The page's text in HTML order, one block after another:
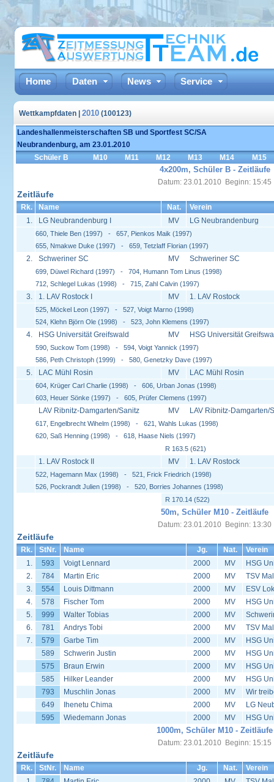
Home Daten News Service
Wettkampfdaten | 2010 (100123)
Landeshallenmeisterschaften SB und Sportfest SC/SA
Neubrandenburg, am 23.01.2010
Schüler B
M10 M11 M12 M13 M14 M15
4x200m, Schüler B - Zeitläufe
Datum: 23.01.2010 Beginn: 15:45
Zeitläufe
Rk. Name Nat.
Verein
1.
LG Neubrandenburg I MV LG Neubrandenburg
660, Thiele Ben (1997) - 657, Pienkos Maik (1997)
655, Nmakwe Duke (1997) - 659, Tetzlaff Florian (1997)
2. Schweriner SC MV Schweriner SC
699, Düwel Richard (1997) - 704, Humann Tom Linus (1998)
712, Schlegel Lukas (1998) - 715, Zahl Calvin (1997)
3. 1. LAV Rostock I MV 1. LAV Rostock
525, Möckel Leon (1997) - 527, Voigt Marno (1998)
524, Klehn Björn Ole (1998) - 523, John Klemens (1997)
4. HSG Universität Greifswald MV HSG Universität
590, Suckow Tom (1998) - 594, Voigt Yannick (1997)
586, Peth Christoph (1999) - 580, Genetzky Dave (1997)
5. LAC Mühl Rosin MV LAC Mühl Rosin
604, Krüger Carl Charlie (1998) - 606, Urban Jonas (1998)
603, Heuer Sönke (1997) - 605, Prüfer Clemens (1997)
LAV Ribnitz-Damgarten/Sanitz MV LAV Ribnitz-Damgarten/
617, Engelbrecht Wihelm (1998) - 621, Wahls Lukas (1998)
620, Saß Henning (1998) - 618, Haase Niels (1997)
R 163.5 (621)
1. LAV Rostock II MV 1. LAV Rostock
522, Hagemann Max (1998) - 521, Frick Friedrich (1998)
526, Pockrandt Julien (1998) - 520, Borries Johannes (1998)
R 170.14 (522)
50m, Schüler M10 - Zeitläufe
Datum: 23.01.2010 Beginn: 13:30
Zeitläufe
Rk. StNr. Name Jg. Nat.
Verein
1.
593 Voigt Lennard 2000 MV
HSG
2.
784 Martin Eric 2000 MV
TSV
3.
554 Louis Dittmann 2000 MV
ESV
4.
578 Fischer Tom 2000 MV
HSG
5.
999 Walter Tobias 2000 MV
6.
781 Andrys Tobi 2000 MV
TSV
7.
579 Garbe Tim 2000 MV
HSG
589
Schwerin Justin 2000 MV
HSG
575
Braun Erwin 2000 MV
HSG
585
Hilker Leander 2000 MV
HSG
793
Muschlin Jonas 2000 MV
Wir
649
Ihenetu Chima 2000 MV
LG
595
Wiedemann Jonas 2000 MV HSG
1000m, Schüler M10 - Zeitläufe
Datum: 23.01.2010 Beginn: 15:15
Zeitläufe
Rk. StNr. Name Jg. Nat.
Verein